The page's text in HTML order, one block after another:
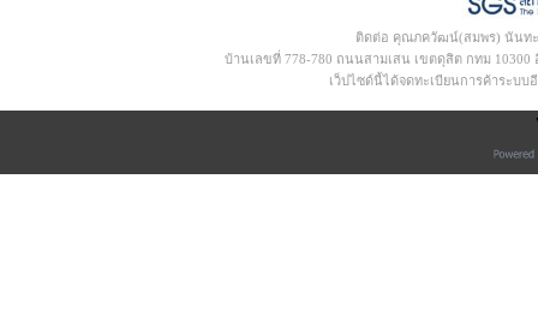
ติดต่อ คุณภควัฒน์(สมพร) นันทะจุ
บ้านเลขที่ 778-780 ถนนสามเสน เขตดุสิต กทม 10300 อี
เว็ปไซด์นี้ได้จดทะเบียนการค้าระบบ